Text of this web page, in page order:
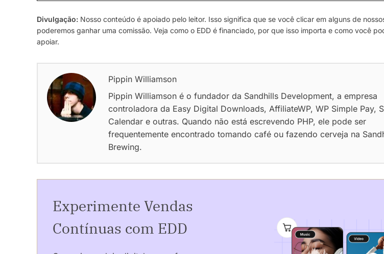
Divulgação: Nosso conteúdo é apoiado pelo leitor. Isso significa que se você clicar em alguns de
poderemos ganhar uma comissão. Veja como o EDD é financiado, por que isso importa e como você
apoiar.
Pippin Williamson
Pippin Williamson é o fundador da Sandhills Development, a empresa
controladora da Easy Digital Downloads, AffiliateWP, WP Simple Pay,
Calendar e outras. Quando não está escrevendo PHP, ele pode ser
frequentemente encontrado tomando café ou fazendo cerveja na
Brewing.
Experimente Vendas
Contínuas com EDD